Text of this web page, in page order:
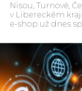
Nisou, Turnově,
v Libereckém
e-shop už dnes